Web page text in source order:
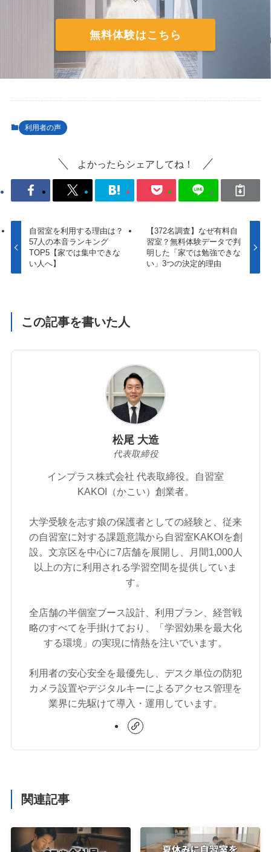
無料体験はこちら
利用者の声
よかったらシェアしてね！
自習室を利用する理由は？
57人の本音ランキング
TOP5【家では集中できな
い人へ】
【372名調査】なぜ有料自
習室？無料体験データで判
明した「家では勉強できな
い」3つの決定的理由
この記事を書いた人
松尾 大造
代表取締役
インプラス株式会社 代表取締役。自習室
KAKOI（かこい）創業者。
大学受験を志す娘の保護者としての経験と、従来
の自習室に対する課題意識から自習室KAKOIを創
設。文京区を中心に7店舗を展開し、月間1,000人
以上の方に利用される学習空間を提供していま
す。
全店舗の半個室ブース設計、利用プラン、経営戦
略のすべてを手掛けており、「学習効果を最大化
する環境」の実現に情熱を注いでいます。
利用者の安心安全を最優先し、デスク単位の防犯
カメラ設置やデジタルキーによるアクセス管理を
業界に先駆けて導入・運用しています。
関連記事